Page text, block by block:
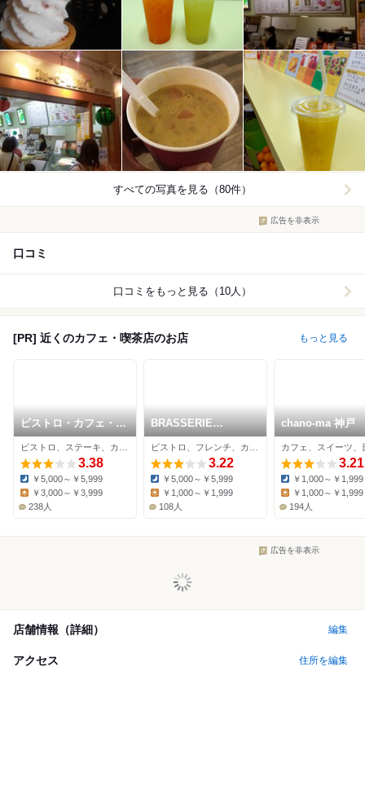
すべての写真を見る（80件）
広告を非表示
口コミ
口コミをもっと見る（10人）
[PR] 近くのカフェ・喫茶店のお店 もっと見る
ビストロ・カフェ・
ド・パリ
3.38
Dinner:
￥5,000～￥5,999
￥3,000～￥3,999
238人
BRASSERIE
L'OBABON
3.22
Dinner:
￥5,000～￥5,999
￥1,000～￥1,999
108人
chano-ma 神戸
3.21
Dinner:
￥1,000～￥1,999
￥1,000～￥1,999
194人
広告を非表示
店舗情報（詳細） 編集
アクセス 住所を編集